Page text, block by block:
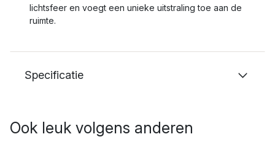
lichtsfeer en voegt een unieke uitstraling toe aan de
ruimte.
Specificatie
Ook leuk volgens anderen